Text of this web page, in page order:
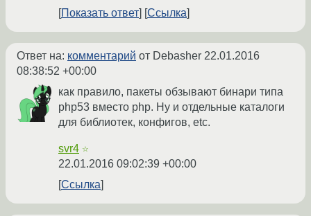
Показать ответ
Ссылка
Ответ на: комментарий от Debasher 22.01.2016
08:38:52 +00:00
как правило, пакеты обзывают бинари типа
php53 вместо php. Ну и отдельные каталоги
для библиотек, конфигов, etc.
svr4 ☆
22.01.2016 09:02:39 +00:00
Ссылка